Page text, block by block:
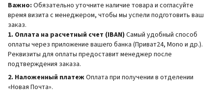
Важно: Обязательно уточните наличие товара и согласуйте
время визита с менеджером, чтобы мы успели подготовить ваш
заказ.
1. Оплата на расчетный счет (IBAN) Самый удобный способ
оплаты через приложение вашего банка (Приват24, Mono и др.).
Реквизиты для оплаты предоставит менеджер после
подтверждения заказа.
2. Наложенный платежОплата при получении в отделении
«Новая Почта».